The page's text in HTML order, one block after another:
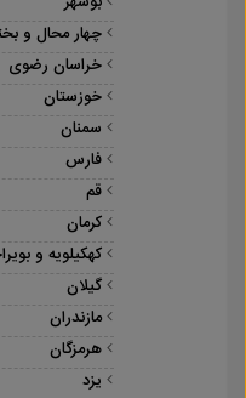
چهار محال و
خراسان رضوی
خوزستان
سمنان
فارس
قم
کرمان
کهکیلویه و
گیلان
مازندران
هرمزگان
یزد